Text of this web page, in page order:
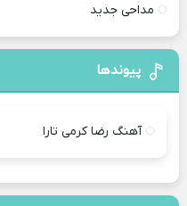
مداحی جدید
پیوندها
آهنگ رضا کرمی تارا